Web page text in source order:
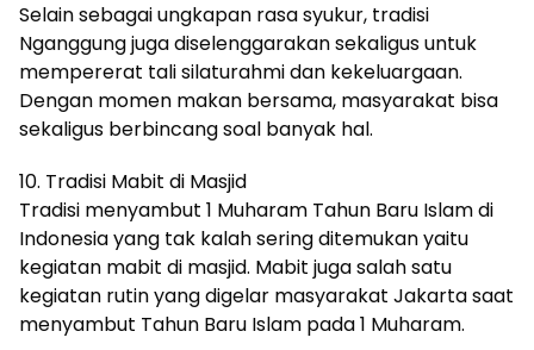
Selain sebagai ungkapan rasa syukur, tradisi
Nganggung juga diselenggarakan sekaligus untuk
mempererat tali silaturahmi dan kekeluargaan.
Dengan momen makan bersama, masyarakat bisa
sekaligus berbincang soal banyak hal.
10. Tradisi Mabit di Masjid
Tradisi menyambut 1 Muharam Tahun Baru Islam di
Indonesia yang tak kalah sering ditemukan yaitu
kegiatan mabit di masjid. Mabit juga salah satu
kegiatan rutin yang digelar masyarakat Jakarta saat
menyambut Tahun Baru Islam pada 1 Muharam.